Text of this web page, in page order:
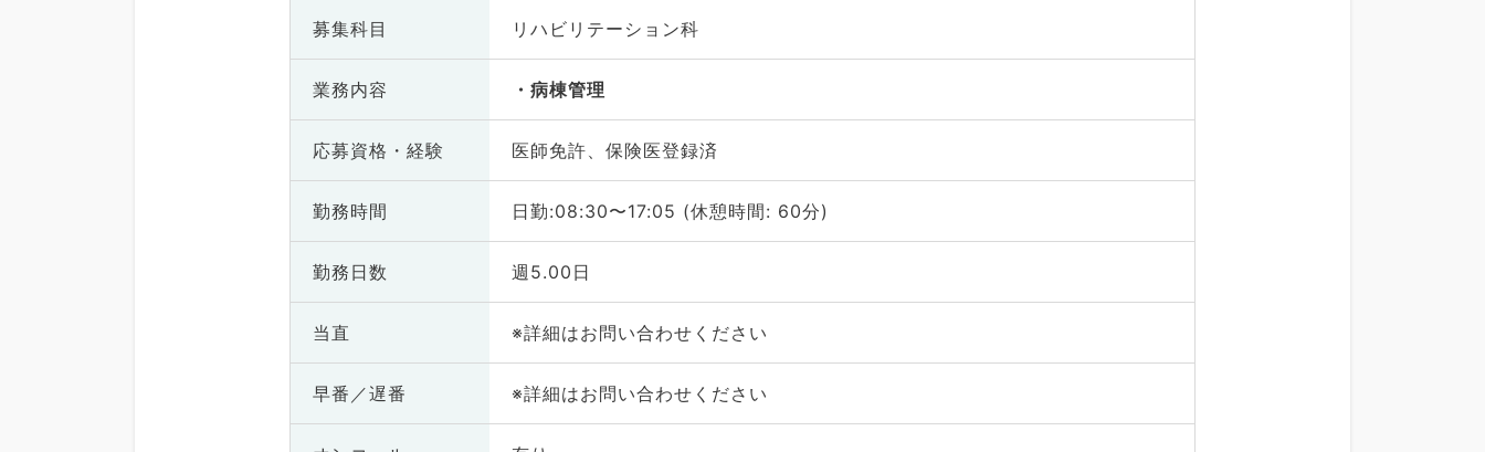
募集科目 リハビリテーション科
業務内容 病棟管理
応募資格・ 経験 医師免許、保険医登録済
勤務時間 日勤:08:30〜17:05 (休憩時間: 60分)
勤務日数 週5.00日
当直 ※詳細はお問い合わせください
早番／遅番 ※詳細はお問い合わせください